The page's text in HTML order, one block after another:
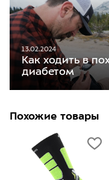
13.02.2024
Как ходить в
диабетом
Похожие товары